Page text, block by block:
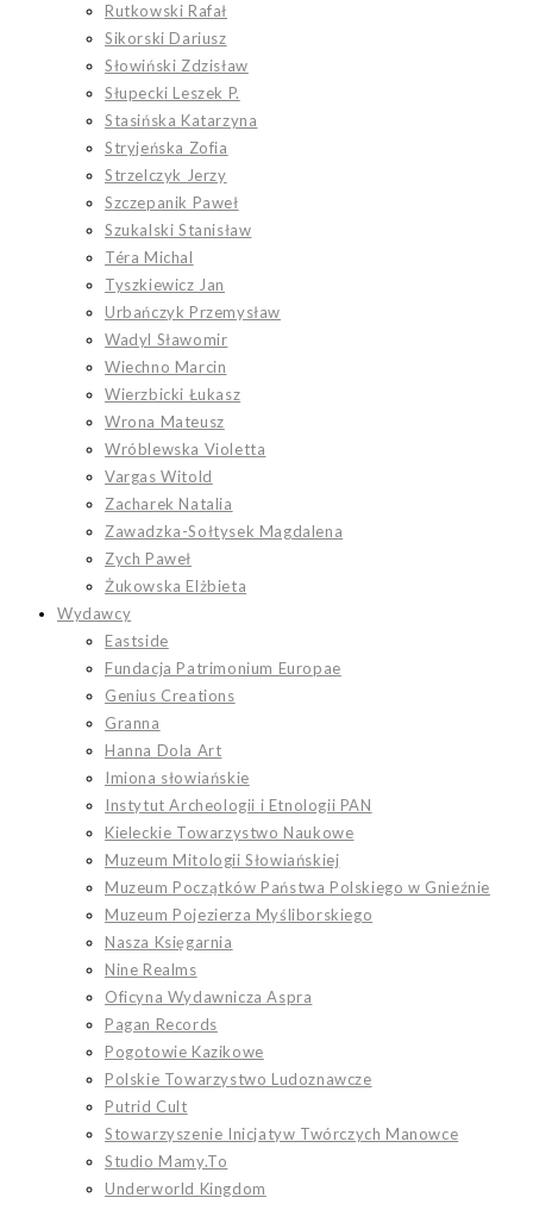
Rutkowski Rafał
Sikorski Dariusz
Słowiński Zdzisław
Słupecki Leszek P.
Stasińska Katarzyna
Stryjeńska Zofia
Strzelczyk Jerzy
Szczepanik Paweł
Szukalski Stanisław
Téra Michal
Tyszkiewicz Jan
Urbańczyk Przemysław
Wadyl Sławomir
Wiechno Marcin
Wierzbicki Łukasz
Wrona Mateusz
Wróblewska Violetta
Vargas Witold
Zacharek Natalia
Zawadzka-Sołtysek Magdalena
Zych Paweł
Żukowska Elżbieta
Wydawcy
Eastside
Fundacja Patrimonium Europae
Genius Creations
Granna
Hanna Dola Art
Imiona słowiańskie
Instytut Archeologii i Etnologii PAN
Kieleckie Towarzystwo Naukowe
Muzeum Mitologii Słowiańskiej
Muzeum Początków Państwa Polskiego w Gnieźnie
Muzeum Pojezierza Myśliborskiego
Nasza Księgarnia
Nine Realms
Oficyna Wydawnicza Aspra
Pagan Records
Pogotowie Kazikowe
Polskie Towarzystwo Ludoznawcze
Putrid Cult
Stowarzyszenie Inicjatyw Twórczych Manowce
Studio Mamy.To
Underworld Kingdom